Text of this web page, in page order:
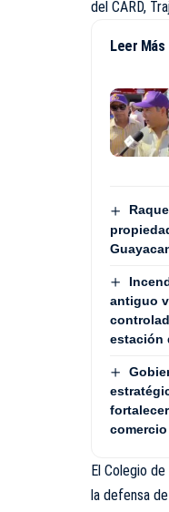
del CARD,
Leer Más
antiguo
estación
El Colegio
la defensa